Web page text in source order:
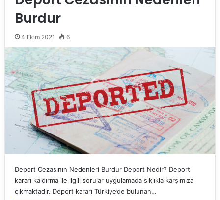
Burdur
4 Ekim 2021 6
Deport Cezasının Nedenleri Burdur Deport Nedir? Deport
kararı kaldırma ile ilgili sorular uygulamada sıklıkla karşımıza
çıkmaktadır. Deport kararı Türkiye’de bulunan…